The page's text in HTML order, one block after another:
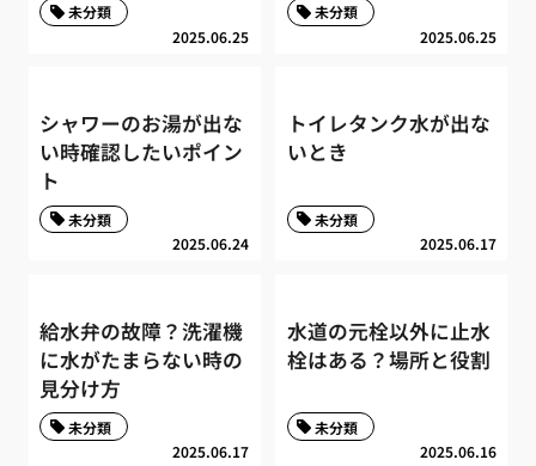
2025.06.25
未分類
2025.06.25
未分類
シャワーのお湯が出な
い時確認したいポイン
ト
2025.06.24
未分類
トイレタンク水が出な
いとき
2025.06.17
未分類
給水弁の故障？洗濯機
に水がたまらない時の
見分け方
2025.06.17
未分類
水道の元栓以外に止水
栓はある？場所と役割
2025.06.16
未分類